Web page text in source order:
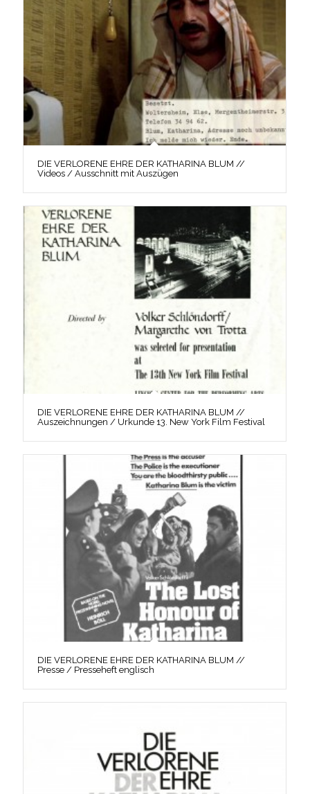
DIE VERLORENE EHRE DER KATHARINA BLUM //
Videos / Ausschnitt mit Auszügen
DIE VERLORENE EHRE DER KATHARINA BLUM //
Auszeichnungen / Urkunde 13. New York Film Festival
DIE VERLORENE EHRE DER KATHARINA BLUM //
Presse / Presseheft englisch